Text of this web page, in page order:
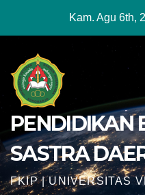
Kam. Agu 6th,
PENDIDIKAN
SASTRA
FKIP | UNIVERSITAS